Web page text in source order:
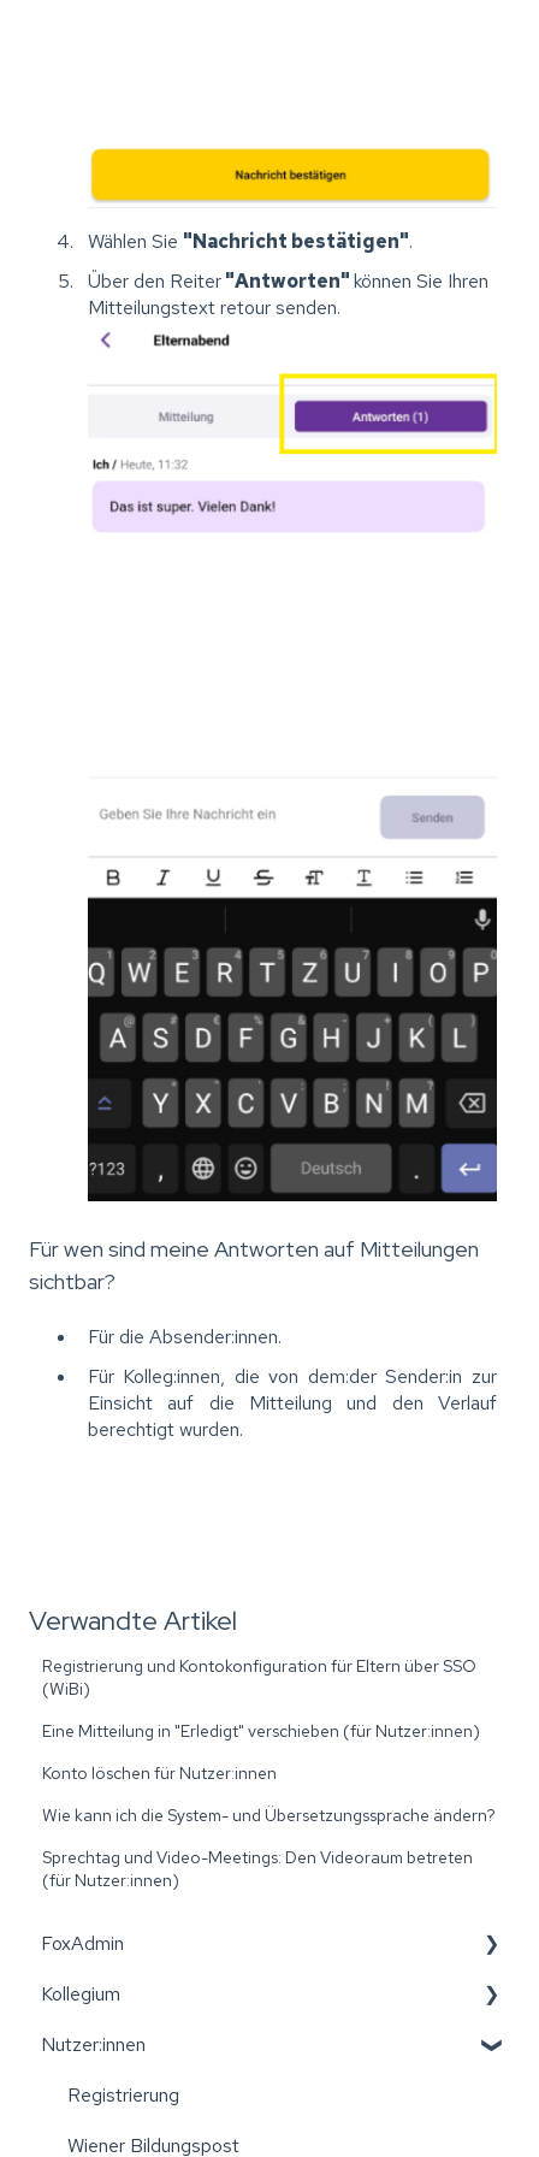
Wählen Sie "Nachricht bestätigen".
Über den Reiter"Antworten"können Sie Ihren
Mitteilungstext retour senden.
Für wen sind meine Antworten auf Mitteilungen
sichtbar?
Für die Absender:innen.
Für Kolleg:innen, die von dem:der Sender:in zur
Einsicht auf die Mitteilung und den Verlauf
berechtigt wurden.
Verwandte Artikel
Registrierung und Kontokonfiguration für Eltern über SSO
(WiBi)
Eine Mitteilung in "Erledigt" verschieben (für Nutzer:innen)
Konto löschen für Nutzer:innen
Wie kann ich die System- und Übersetzungssprache ändern?
Sprechtag und Video-Meetings: Den Videoraum betreten
(für Nutzer:innen)
FoxAdmin
Wiener Bildungspost
Erste Schritte: Aktivierung der Einrichtung
Einstellungen Ihrer Einrichtung verwalten
Excellisten erstellen
Kollegium
Leitfäden für das Kollegium
Wiener Bildungspost
Konto und Registrierung
Nutzer:innen
Registrierung
Wiener Bildungspost